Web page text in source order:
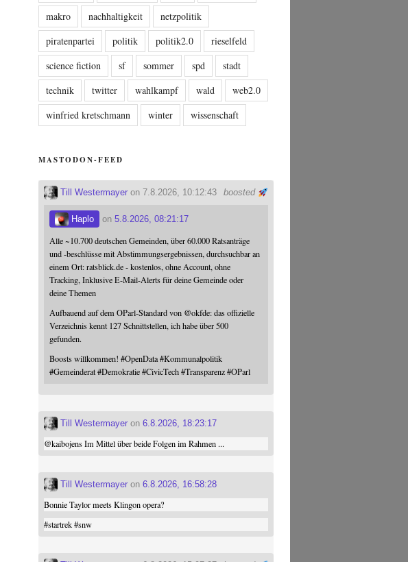
makro
nachhaltigkeit
netzpolitik
piratenpartei
politik politik2.0
rieselfeld
science fiction
sf sommer spd
stadt
technik
twitter wahlkampf wald
web2.0
winfried kretschmann
winter wissenschaft
MASTODON-FEED
boosted
Till Westermayer on 7.8.2026, 10:12:43
Haplo on5.8.2026, 08:21:17
Alle ~10.700 deutschen Gemeinden, über 60.000 Ratsanträge
und -beschlüsse mit Abstimmungsergebnissen, durchsuchbar an
einem Ort: ratsblick.de - kostenlos, ohne Account, ohne
Tracking, Inklusive E-Mail-Alerts für deine Gemeinde oder
deine Themen
Aufbauend auf dem OParl-Standard von @okfde: das offizielle
Verzeichnis kennt 127 Schnittstellen, ich habe über 500
gefunden.
Boosts willkommen!#OpenData #Kommunalpolitik
#Gemeinderat #Demokratie #CivicTech #Transparenz #OParl
Till Westermayer on6.8.2026, 18:23:17
@kaibojensIm Mittel über beide Folgen im Rahmen ...
Till Westermayer on6.8.2026, 16:58:28
Bonnie Taylor meets Klingon opera?
#startrek #snw